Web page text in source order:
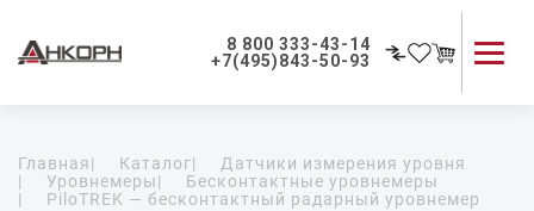
8 800 333-43-14
+7(495)843-50-93
Применение приборов
Как мы работаем
Главная| Каталог|
Датчики измерения уровня
|
Уровнемеры|
Бесконтактные уровнемеры
|
PiloTREK — бесконтактный радарный уровнемер